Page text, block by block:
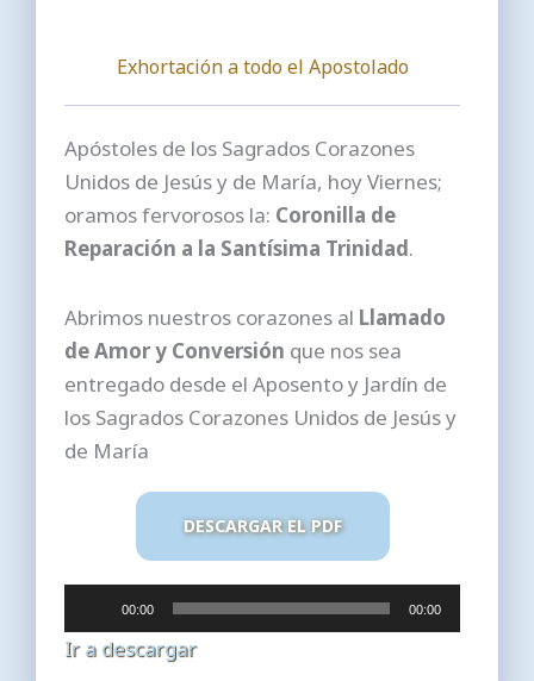
Exhortación a todo el Apostolado
Apóstoles de los Sagrados Corazones
Unidos de Jesús y de María, hoy Viernes;
oramos fervorosos la: Coronilla de
Reparación a la Santísima Trinidad.
Abrimos nuestros corazones al Llamado
de Amor y Conversión que nos sea
entregado desde el Aposento y Jardín de
los Sagrados Corazones Unidos de Jesús y
de María
DESCARGAR EL PDF
Reproductor
de
audio
00:00 00:00
Ir a descargar